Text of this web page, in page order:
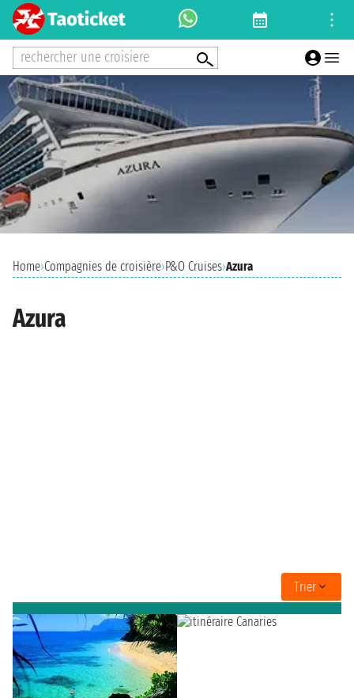
rechercher une croisiere
Home›Compagnies de croisière›P&O Cruises›Azura
Azura
Trier